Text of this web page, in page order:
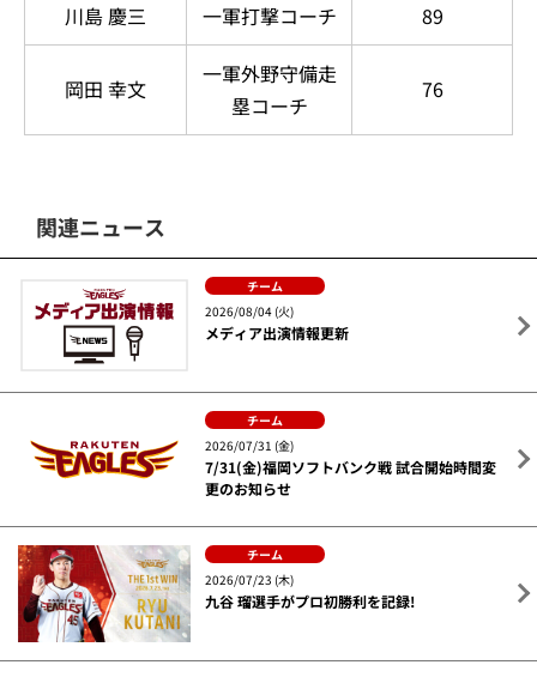
川島 慶三
一軍打撃コーチ 89
岡田 幸文
一軍外野守備走
塁コーチ
76
関連ニュース
チーム
2026/08/04 (火)
メディア出演情報更新
チーム
2026/07/31 (金)
7/31(金)福岡ソフトバンク戦 試合開始時間変
更のお知らせ
チーム
2026/07/23 (木)
九谷 瑠選手がプロ初勝利を記録!